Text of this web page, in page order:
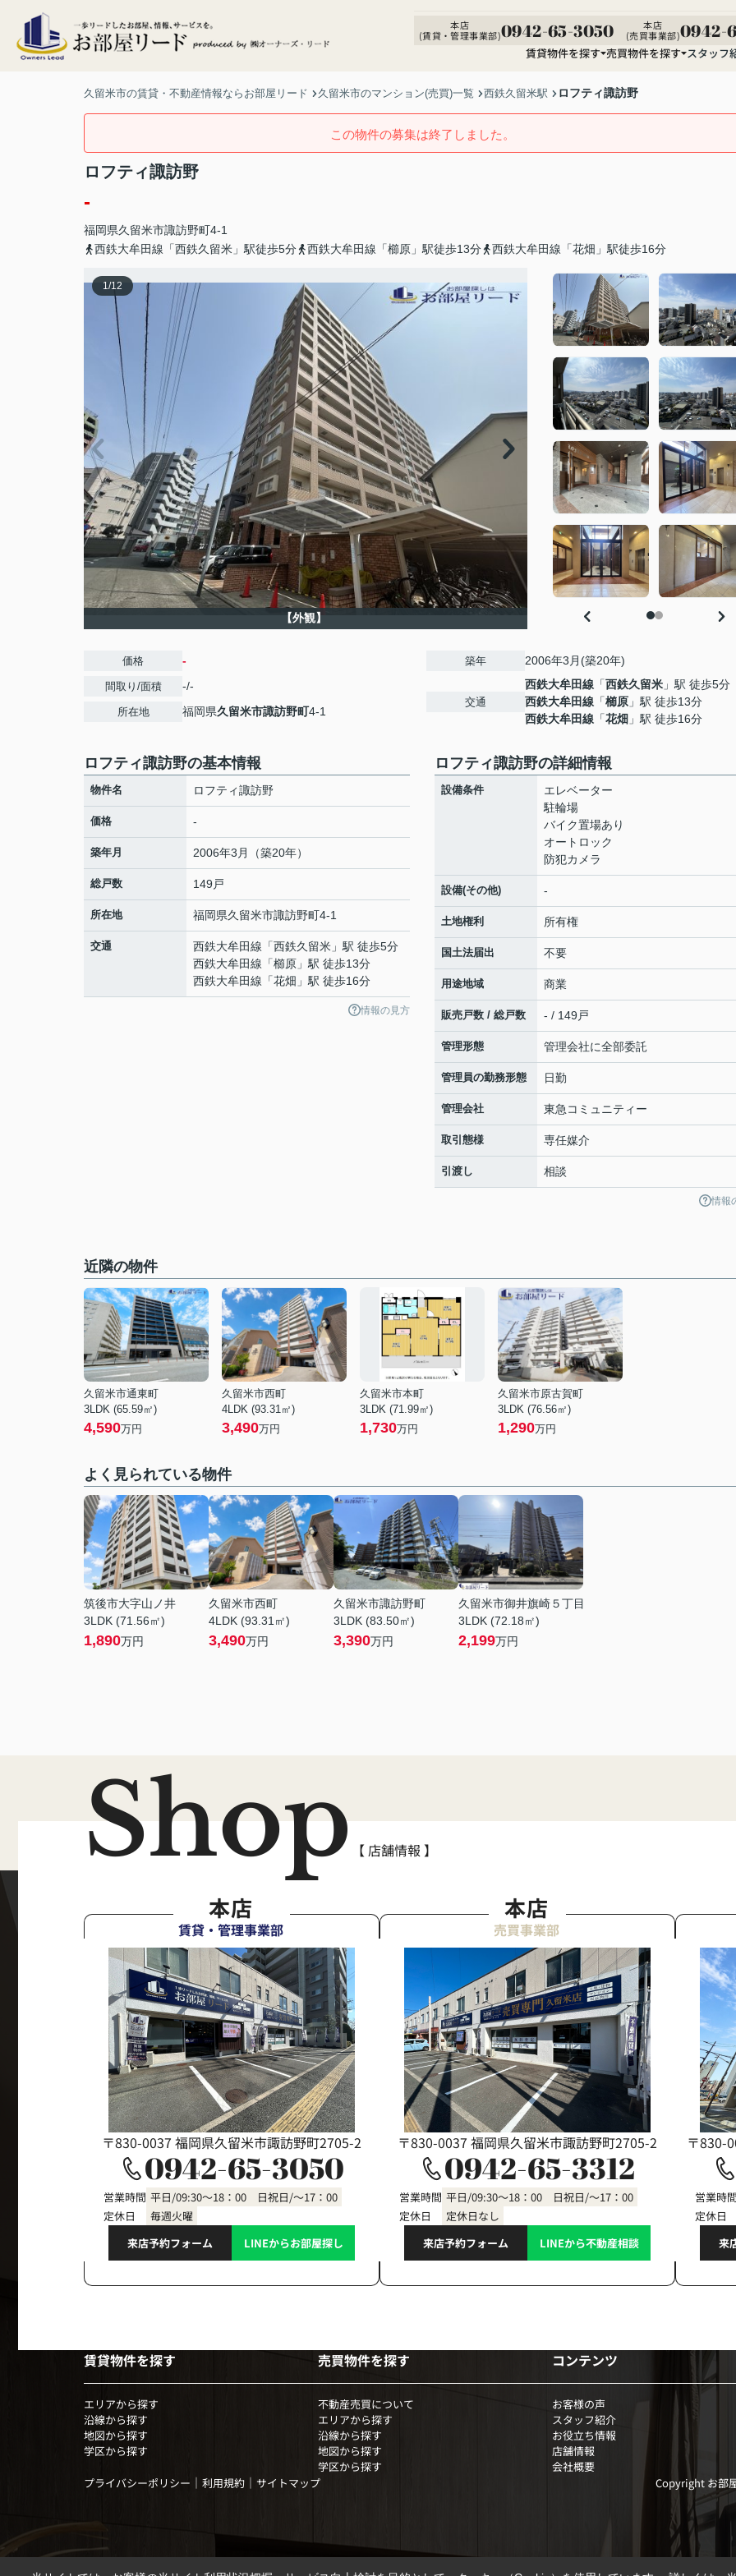
本店
(賃貸・管理事業部)0942-65-3050
本店
(売買事業部)0942-
賃貸物件を探す 売買物件を探す スタッフ
久留米市の賃貸・不動産情報ならお部屋リード 久留米市のマンション(売買)一覧 西鉄久留米駅 ロフティ諏訪野
この物件の募集は終了しました。
ロフティ諏訪野
-
福岡県久留米市諏訪野町4-1
西鉄大牟田線「西鉄久留米」駅徒歩5分
西鉄大牟田線「櫛原」駅徒歩13分 西鉄大牟田線「花畑」駅徒歩16分
1/12
【外観】
価格 -
間取り/面積 -/-
所在地 福岡県久留米市諏訪野町4-1
築年 2006年3月(築20年)
交通
西鉄大牟田線 「西鉄久留米 」駅 徒歩5分
西鉄大牟田線 「櫛原 」駅 徒歩13分
西鉄大牟田線 「花畑 」駅 徒歩16分
ロフティ諏訪野の基本情報
物件名 ロフティ諏訪野
価格 -
築年月 2006年3月（築20年）
総戸数 149戸
所在地 福岡県久留米市諏訪野町4-1
交通 西鉄大牟田線 「西鉄久留米 」駅 徒歩5分
西鉄大牟田線 「櫛原 」駅 徒歩13分
西鉄大牟田線 「花畑 」駅 徒歩16分
情報の見方
ロフティ諏訪野の詳細情報
設備条件
エレベーター
駐輪場
バイク置場あり
オートロック
防犯カメラ
設備(その他) -
土地権利 所有権
国土法届出 不要
用途地域 商業
販売戸数 / 総戸数 - / 149戸
管理形態 管理会社に全部委託
管理員の勤務形態 日勤
管理会社 東急コミュニティー
取引態様 専任媒介
引渡し 相談
情報
近隣の物件
久留米市通東町
3LDK (65.59㎡)
4,590万円
久留米市西町
4LDK (93.31㎡)
3,490万円
久留米市本町
3LDK (71.99㎡)
1,730万円
久留米市原古賀町
3LDK (76.56㎡)
1,290万円
よく見られている物件
筑後市大字山ノ井
3LDK (71.56㎡)
1,890万円
久留米市西町
4LDK (93.31㎡)
3,490万円
久留米市諏訪野町
3LDK (83.50㎡)
3,390万円
久留米市御井旗崎５丁目
3LDK (72.18㎡)
2,199万円
Shop 【 店舗情報 】
本店
賃貸・管理事業部
〒830-0037 福岡県久留米市諏訪野町2705-2
0942-65-3050
営業時間 平日/09:30～18：00 日祝日/～17：00
定休日
毎週火曜
来店予約フォーム
LINEからお部屋探し
本店
売買事業部
〒830-0037 福岡県久留米市諏訪野町2705-2
0942-65-3312
営業時間 平日/09:30～18：00 日祝日/～17：00
定休日
定休日なし
来店予約フォーム
LINEから不動産相談
〒830-
営業時
定休日
来
賃貸物件を探す
エリアから探す
沿線から探す
地図から探す
学区から探す
売買物件を探す
不動産売買について
エリアから探す
沿線から探す
地図から探す
学区から探す
コンテンツ
お客様の声
スタッフ紹介
お役立ち情報
店舗情報
会社概要
プライバシーポリシー ｜ 利用規約 ｜ サイトマップ Copyright お部